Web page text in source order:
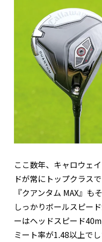
ここ数年、キャロウェ
ドが常にトップクラス
『クアンタム MAX』も
しっかりボールスピー
ーはヘッドスピード
ミート率が1.48以上で